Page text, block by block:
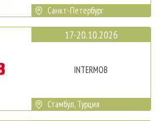
Санкт-Петербург
17-20.10.2026
INTERMOB
Стамбул, Турция